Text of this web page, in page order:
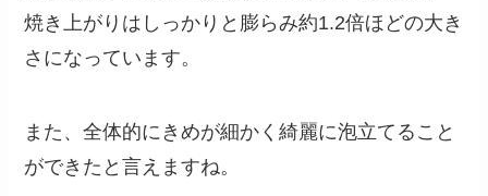
焼き上がりはしっかりと膨らみ約1.2倍ほどの大き
さになっています。
また、全体的にきめが細かく綺麗に泡立てること
ができたと言えますね。